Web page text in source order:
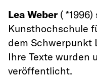
Lea Weber (
Kunsthochschule
dem Schwerpunkt
Ihre Texte wurden
veröffentlicht.